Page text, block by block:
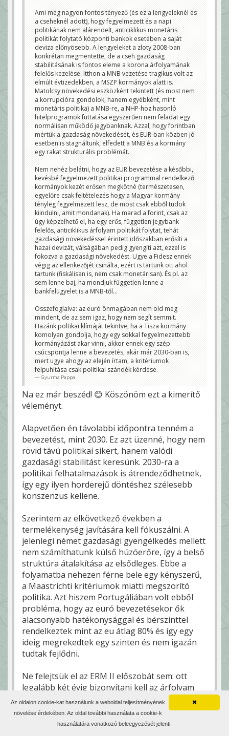
Ami még nagyon fontos tényező (és ez a lengyeleknél és
a cseheknél adott), hogy fegyelmezett és a napi
politikának nem alárendelt, anticiklikus monetáris
politikát folytató központi bankok esetében a saját
deviza előnyösebb. A lengyeleket a zloty 2008-ban
konkrétan megmentette, de a cseh gazdaság
stabilitásának is fontos eleme a korona árfolyamának
felelős kezelése. Itthon a MNB vezetése tragikus volt az
elmúlt évtizedekben, a MSZP kormányok alatt is.
Matolcsy növekedési eszközként tekintett (és most nem
a korrupcióra gondolok, hanem egyébként, mint
monetáris politika) a MNB-re, a NHP-hoz hasonló
hitelprogramok futtatása egyszerűen nem feladat egy
normálisan működő jegybanknak. Azzal, hogy forintban
mértük a gazdaság növekedését, és EUR-ban közben jó
esetben is stagnáltunk, elfedett a MNB és a kormány
egy rakat strukturális problémát.
Nem nehéz belátni, hogy az EUR bevezetése a későbbi,
kevésbé fegyelmezett politikai programmal rendelkező
kormányok kezét erősen megkötné (természetesen,
egyelőre csak feltételezés hogy a Magyar kormány
tényleg fegyelmezett lesz, de most csak ebből tudok
kiindulni, amit mondanak). Ha marad a forint, csak az
úgy képzelhető el, ha egy erős, független jegybank
felelős, anticiklikus árfolyam politikát folytat, tehát
gazdasági növekedéssel érintett időszakban erősíti a
hazai devizát, válságában pedig gyengíti azt, ezzel is
fokozva a gazdasági növekedést. Ugye a Fidesz ennek
végig az ellenkezőjét csinálta, ezért is tartunk ott ahol
tartunk (fiskálisan is, nem csak monetárisan). És pl. az
sem lenne baj, ha mondjuk független lenne a
bankfelügyelet is a MNB-től...
Összefoglalva: az euró önmagában nem old meg
mindent, de az sem igaz, hogy nem segít semmit.
Hazánk poltikai klímáját tekintve, ha a Tisza kormány
komolyan gondolja, hogy egy sokkal fegyelmezettebb
kormányázást akar vinni, akkor ennek egy szép
csúcspontja lenne a bevezetés, akár már 2030-ban is,
mert ugye ahogy az elején írtam, a kritériumok
felpuhítása csak politikai szándék kérdése.
Gyurma Pappa
Na ez már beszéd! 😊 Köszönöm ezt a kimerítő
véleményt.
Alapvetően én távolabbi időpontra tenném a
bevezetést, mint 2030. Ez azt üzenné, hogy nem
rövid távú politikai sikert, hanem valódi
gazdasági stabilitást keresünk. 2030-ra a
politikai felhatalmazások is átrendeződhetnek,
így egy ilyen horderejű döntéshez szélesebb
konszenzus kellene.
Szerintem az elkövetkező években a
termelékenység javítására kell fókuszálni. A
jelenlegi német gazdasági gyengélkedés mellett
nem számíthatunk külső húzóerőre, így a belső
struktúra átalakítása az elsődleges. Ebbe a
folyamatba nehezen férne bele egy kényszerű,
a Maastrichti kritériumok miatti megszorító
politika. Azt hiszem Portugáliában volt ebből
probléma, hogy az euró bevezetésekor ők
alacsonyabb hatékonysággal és bérszinttel
rendelkeztek mint az eu átlag 80% és így egy
ideig megrekedtek egy szinten és nem igazán
tudtak fejlődni.
Ne felejtsük el az ERM II előszobát sem: ott
legalább két évig bizonyítani kell az árfolyam
stabilitását, amihez egy már eleve egészséges,
sokkhatásoknak ellenálló gazdaság kell. Én
most azt mondom, hogy a 2033-34 lehetne a
✖
Az oldalon cookie-kat használunk a weboldal teljesítményének
növelése érdekében. Az oldal további használata a cookie-k
használatára vonatkozó beleegyezését jelenti.